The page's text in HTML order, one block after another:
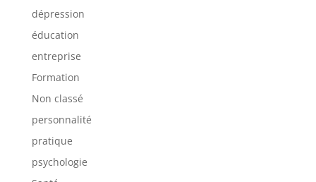
dépression
éducation
entreprise
Formation
Non classé
personnalité
pratique
psychologie